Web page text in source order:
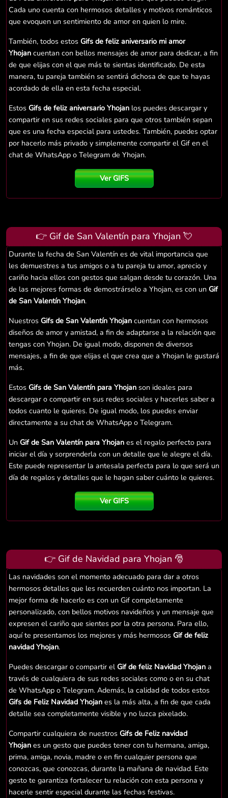
Cada uno cuenta con hermosos detalles y motivos románticos
que evoquen un sentimiento de amor en quien lo mire.
También, todos estos Gifs de feliz aniversario mi amor
Yhojan cuentan con bellos mensajes de amor para dedicar, a fin
de que elijas con el que más te sientas identificado. De esta
manera, tu pareja también se sentirá dichosa de que te hayas
acordado de ella en esta fecha especial.
Estos Gifs de feliz aniversario Yhojan los puedes descargar y
compartir en sus redes sociales para que otros también sepan
que es una fecha especial para ustedes. También, puedes optar
por hacerlo más privado y simplemente compartir el Gif en el
chat de WhatsApp o Telegram de Yhojan.
Ver GIFS
👉 Gif de San Valentín para Yhojan 💘
Durante la fecha de San Valentín es de vital importancia que
les demuestres a tus amigos o a tu pareja tu amor, aprecio y
cariño hacia ellos con gestos que salgan desde tu corazón. Una
de las mejores formas de demostrárselo a Yhojan, es con un Gif
de San Valentín Yhojan.
Nuestros Gifs de San Valentín Yhojan cuentan con hermosos
diseños de amor y amistad, a fin de adaptarse a la relación que
tengas con Yhojan. De igual modo, disponen de diversos
mensajes, a fin de que elijas el que crea que a Yhojan le gustará
más.
Estos Gifs de San Valentín para Yhojan son ideales para
descargar o compartir en sus redes sociales y hacerles saber a
todos cuanto le quieres. De igual modo, los puedes enviar
directamente a su chat de WhatsApp o Telegram.
Un Gif de San Valentín para Yhojan es el regalo perfecto para
iniciar el día y sorprenderla con un detalle que le alegre el día.
Este puede representar la antesala perfecta para lo que será un
día de regalos y detalles que le hagan saber cuánto le quieres.
Ver GIFS
👉 Gif de Navidad para Yhojan 🎅
Las navidades son el momento adecuado para dar a otros
hermosos detalles que les recuerden cuánto nos importan. La
mejor forma de hacerlo es con un Gif completamente
personalizado, con bellos motivos navideños y un mensaje que
expresen el cariño que sientes por la otra persona. Para ello,
aquí te presentamos los mejores y más hermosos Gif de feliz
navidad Yhojan.
Puedes descargar o compartir elGif de feliz Navidad Yhojan a
través de cualquiera de sus redes sociales como o en su chat
de WhatsApp o Telegram. Además, la calidad de todos estos
Gifs de Feliz Navidad Yhojan es la más alta, a fin de que cada
detalle sea completamente visible y no luzca pixelado.
Compartir cualquiera de nuestros Gifs de Feliz navidad
Yhojan es un gesto que puedes tener con tu hermana, amiga,
prima, amiga, novia, madre o en fin cualquier persona que
conozcas, que conozcas, durante la mañana de navidad. Este
gesto te garantiza fortalecer tu relación con esta persona y
hacerle sentir especial durante las fechas festivas.